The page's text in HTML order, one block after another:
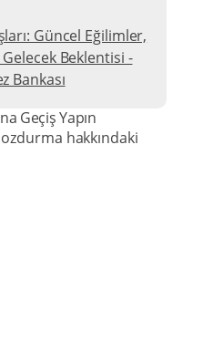
Güncel Eğilimler,
Beklentisi -
Bankası
Geçiş Yapın
hakkındaki